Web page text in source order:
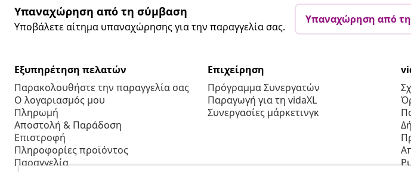
Υπαναχώρηση από τη σύμβαση
Υποβάλετε αίτημα υπαναχώρησης για την παραγγελία σας.
Υπαναχώρηση από
Εξυπηρέτηση πελατών
Παρακολουθήστε την παραγγελία σας
Ο λογαριασμός μου
Πληρωμή
Αποστολή & Παράδοση
Επιστροφή
Πληροφορίες προϊόντος
Παραγγελία
Επιχείρηση
Πρόγραμμα Συνεργατών
Παραγωγή για τη vidaXL
Συνεργασίες μάρκετινγκ